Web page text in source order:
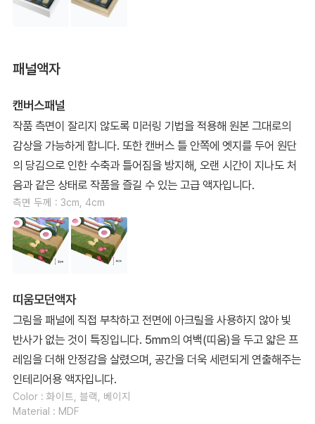
패널액자
캔버스패널
작품 측면이 잘리지 않도록 미러링 기법을 적용해 원본 그대로의
감상을 가능하게 합니다. 또한 캔버스 틀 안쪽에 엣지를 두어 원단
의 당김으로 인한 수축과 틀어짐을 방지해, 오랜 시간이 지나도 처
음과 같은 상태로 작품을 즐길 수 있는 고급 액자입니다.
측면 두께 : 3cm, 4cm
띠움모던액자
그림을 패널에 직접 부착하고 전면에 아크릴을 사용하지 않아 빛
반사가 없는 것이 특징입니다. 5mm의 여백(띠움)을 두고 얇은 프
레임을 더해 안정감을 살렸으며, 공간을 더욱 세련되게 연출해주는
인테리어용 액자입니다.
Color : 화이트, 블랙, 베이지
Material : MDF